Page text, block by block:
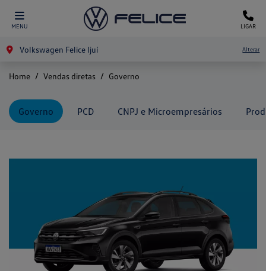
MENU LIGAR
Volkswagen Felice Ijuí Alterar
Home Vendas diretas Governo
PCD CNPJ e Microempresários
Governo